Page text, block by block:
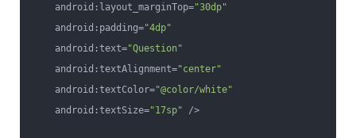
android:layout_marginTop="30dp"
android:padding="4dp"
android:text="Question"
android:textAlignment="center"
android:textColor="@color/white"
android:textSize="17sp" />